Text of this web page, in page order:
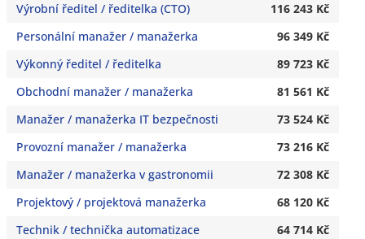
Výrobní ředitel / ředitelka (CTO)
116 243 Kč
Personální manažer / manažerka
96 349 Kč
Výkonný ředitel / ředitelka
89 723 Kč
Obchodní manažer / manažerka
81 561 Kč
Manažer / manažerka IT bezpečnosti
73 524 Kč
Provozní manažer / manažerka
73 216 Kč
Manažer / manažerka v gastronomii
72 308 Kč
Projektový / projektová manažerka
68 120 Kč
Technik / technička automatizace
64 714 Kč